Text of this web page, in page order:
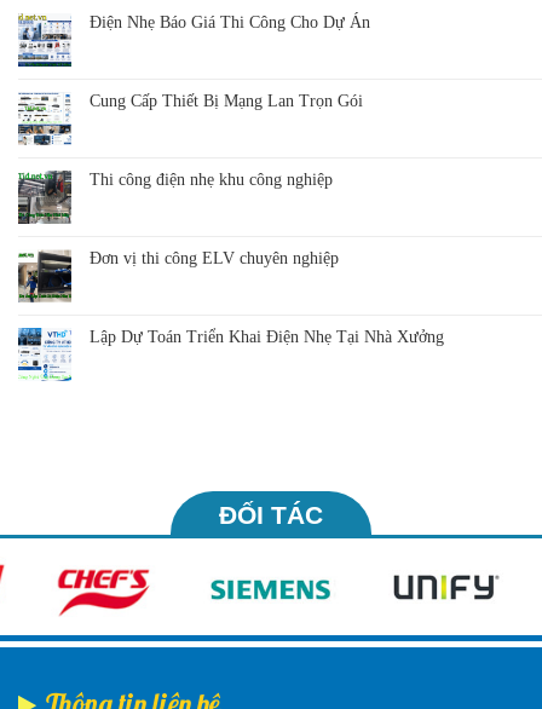
Điện Nhẹ Báo Giá Thi Công Cho Dự Án
Cung Cấp Thiết Bị Mạng Lan Trọn Gói
Thi công điện nhẹ khu công nghiệp
Đơn vị thi công ELV chuyên nghiệp
Lập Dự Toán Triển Khai Điện Nhẹ Tại Nhà Xưởng
ĐỐI TÁC